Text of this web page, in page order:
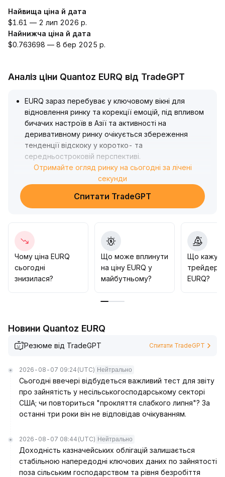
Найвища ціна й дата
$1.61 — 2 лип 2026 р.
Найнижча ціна й дата
$0.763698 — 8 бер 2025 р.
Аналіз ціни Quantoz EURQ від TradeGPT
EURQ зараз перебуває у ключовому вікні для
відновлення ринку та корекції емоцій, під впливом
бичачих настроїв в Азії та активності на
деривативному ринку очікується збереження
тенденції відскоку у коротко- та
середньостроковій перспективі.
Останнє поліпшення ліквідності, сплеск купівлі
опціонів та повернення торгівлі основними
активами ефективно підтримують ціну EURQ у
Рекомендується слідкувати за співвідношенням
об’ємів і волатильності; якщо апетит до ризику
продовжить зростати, ймовірність прориву EURQ
вище 2
50 посилиться, і стратегічно варто поступово
Отримайте огляд ринку на сьогодні за лічені
секунди
Спитати TradeGPT
Чому ціна EURQ
сьогодні
знизилася?
Що може вплинути
на ціну EURQ у
майбутньому?
Що
трейдери
EURQ?
Новини Quantoz EURQ
Резюме від TradeGPT Спитати TradeGPT
2026-08-07 09:24 (UTC) Нейтрально
Сьогодні ввечері відбудеться важливий тест для звіту
про зайнятість у несільськогосподарському секторі
США; чи повториться "прокляття слабкого липня"? За
останні три роки він не відповідав очікуванням.
2026-08-07 08:44 (UTC) Нейтрально
Доходність казначейських облігацій залишається
стабільною напередодні ключових даних по зайнятості
поза сільським господарством та рівня безробіття